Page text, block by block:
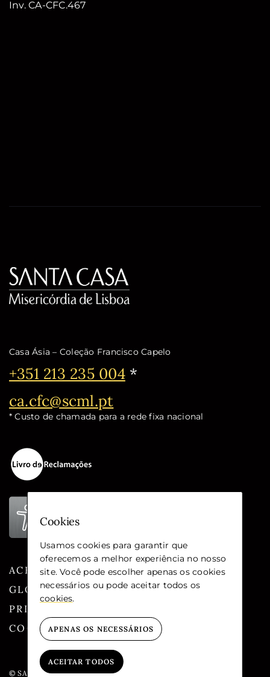
Inv. CA-CFC.467
Casa Ásia – Coleção Francisco Capelo
Telefone:
+351 213 235 004*
Email:
ca.cfc@scml.pt
* Custo de chamada para a rede fixa nacional
ACESSIBILIDADE
GLOSSÁRIO
PRIVACIDADE
COOKIES
© SANTA CASA DA MISERICÓRDIA DE LISBOA
Cookies
Usamos cookies para garantir que
oferecemos a melhor experiência no nosso
site. Você pode escolher apenas os cookies
necessários ou pode aceitar todos os
cookies.
APENAS OS NECESSÁRIOS
ACEITAR TODOS